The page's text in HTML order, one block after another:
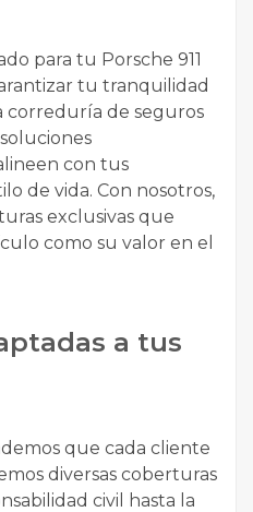
para tu Porsche 911
tu tranquilidad
correduría de seguros
con tus
de vida. Con nosotros,
exclusivas que
como su valor en el
a tus
que cada cliente
diversas coberturas
civil hasta la